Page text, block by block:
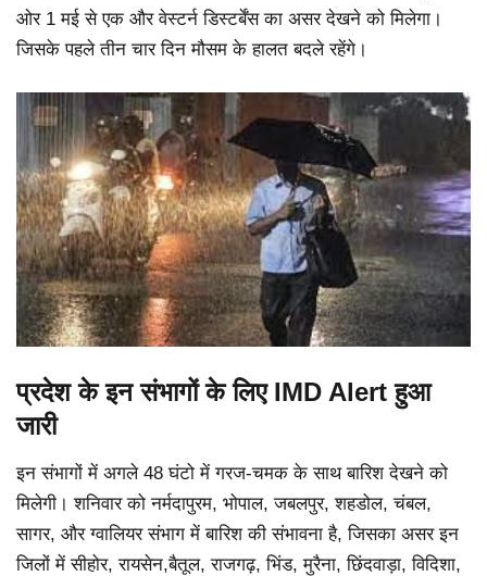
ओर 1 मई से एक और वेस्टर्न डिस्टर्बेंस का असर देखने को मिलेगा।
जिसके पहले तीन चार दिन मौसम के हालत बदले रहेंगे।
प्रदेश के इन संभागों के लिए IMD Alert हुआ
जारी
इन संभागों में अगले 48 घंटो में गरज-चमक के साथ बारिश देखने को
मिलेगी। शनिवार को नर्मदापुरम, भोपाल, जबलपुर, शहडोल, चंबल,
सागर, और ग्वालियर संभाग में बारिश की संभावना है, जिसका असर इन
जिलों में सीहोर, रायसेन,बैतूल, राजगढ़, भिंड, मुरैना, छिंदवाड़ा, विदिशा,